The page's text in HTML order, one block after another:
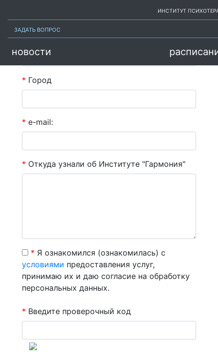
ИНСТИТУТ
ЗАДАТЬ ВОПРОС
новости
Подписаться на рассылку
*Ваше имя:
* Город
* e-mail:
* Откуда узнали об Институте "Гармония"
* Я ознакомился (ознакомилась) с
условиями предоставления услуг,
принимаю их и даю согласие на обработку
персональных данных.
* Введите проверочный код